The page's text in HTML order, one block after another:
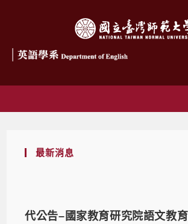
最新消息
代公告–國家教育研究院語文教